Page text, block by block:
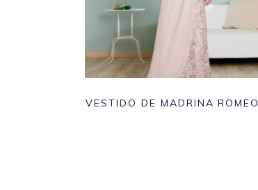
VESTIDO DE MADRINA ROMEO